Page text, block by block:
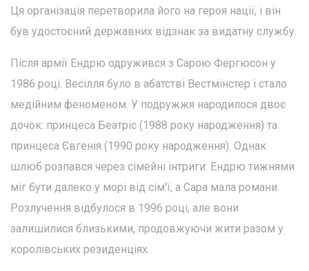
Ця організація перетворила його на героя нації, і він
був удостоєний державних відзнак за видатну службу.
Після армії Ендрю одружився з Сарою Фергюсон у
1986 році. Весілля було в абатстві Вестмінстер і стало
медійним феноменом. У подружжя народилося двоє
дочок: принцеса Беатріс (1988 року народження) та
принцеса Євгенія (1990 року народження). Однак
шлюб розпався через сімейні інтриги: Ендрю тижнями
міг бути далеко у морі від сім'ї, а Сара мала романи.
Розлучення відбулося в 1996 році, але вони
залишилися близькими, продовжуючи жити разом у
королівських резиденціях.